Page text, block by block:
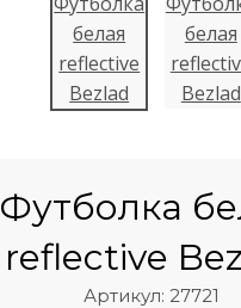
Футболка
reflective
Артикул: 27721